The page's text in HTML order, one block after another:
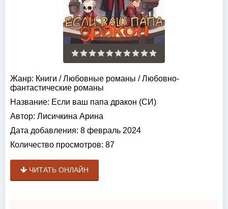
Жанр: Книги /Любовные романы /Любовно-
фантастические романы
Название: Если ваш папа дракон (СИ)
Автор: Лисичкина Арина
Дата добавления: 8 февраль 2024
Количество просмотров: 87
ЧИТАТЬ ОНЛАЙН